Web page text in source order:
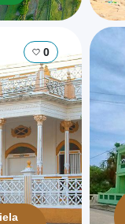
0